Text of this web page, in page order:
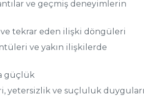
ve geçmiş deneyimlerin
ve tekrar eden ilişki döngüleri
ve yakın ilişkilerde
güçlük
yetersizlik ve suçluluk duyguları